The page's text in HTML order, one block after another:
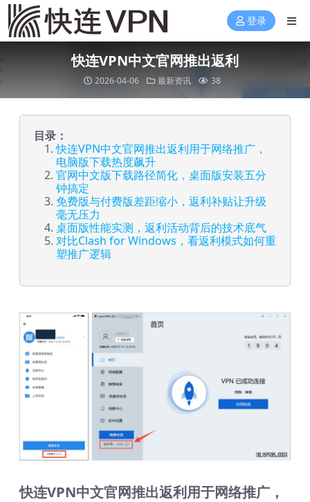
登录
快连VPN中文官网推出返利
2026-04-06 最新资讯 38
目录：
快连VPN中文官网推出返利用于网络推广，
电脑版下载热度飙升
官网中文版下载路径简化，桌面版安装五分
钟搞定
免费版与付费版差距缩小，返利补贴让升级
毫无压力
桌面版性能实测，返利活动背后的技术底气
对比Clash for Windows，看返利模式如何重
塑推广逻辑
快连VPN中文官网推出返利用于网络推广，